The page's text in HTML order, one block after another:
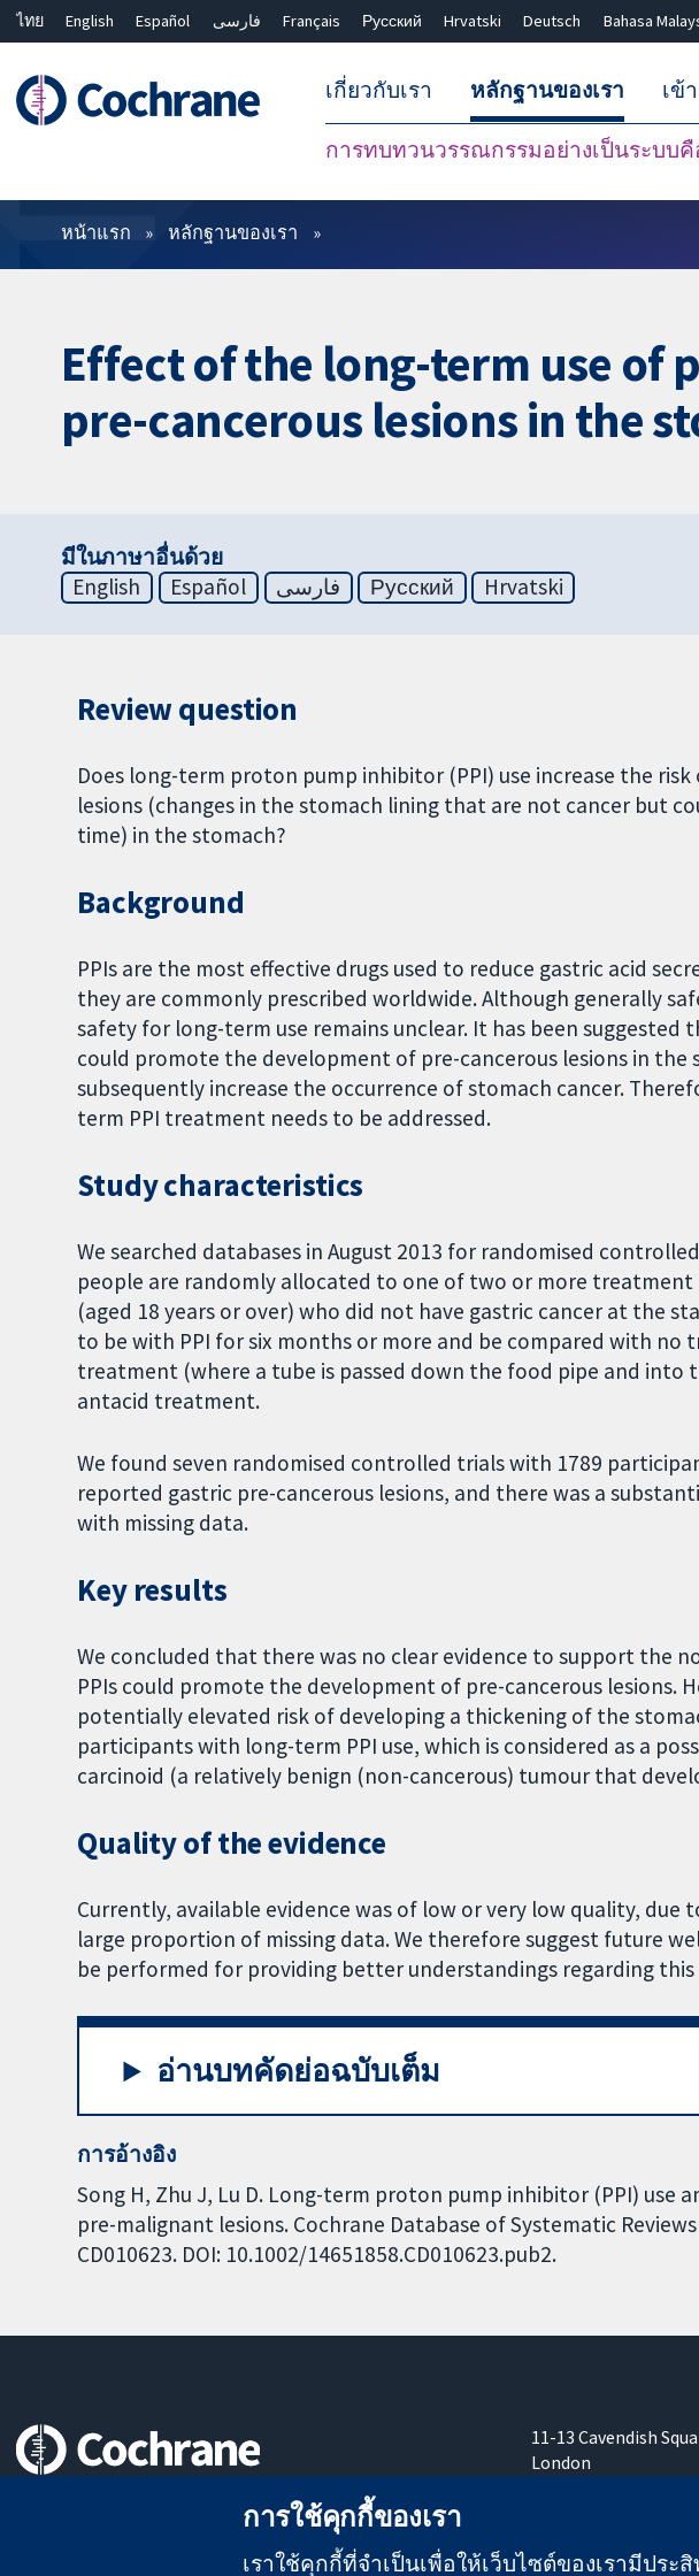
ไทย English Español فارسی Français Русский Hrvatski Deutsch Bahasa
เกี่ยวกับเรา หลักฐานของเรา
การทบทวนวรรณกรรมอย่างเป็นระบบคื
เข้
ตัวกรอง
หน้าแรก หลักฐานของเรา
Effect of the long-term use of
pre-cancerous lesions in the
มีในภาษาอื่นด้วย
English
Español فارسی Русский Hrvatski
Review question
Does long-term proton pump inhibitor (PPI) use increase the
lesions (changes in the stomach lining that are not cancer but
time) in the stomach?
Background
PPIs are the most effective drugs used to reduce gastric acid
they are commonly prescribed worldwide. Although generally
safety for long-term use remains unclear. It has been suggested
could promote the development of pre-cancerous lesions in the
subsequently increase the occurrence of stomach cancer.
term PPI treatment needs to be addressed.
Study characteristics
We searched databases in August 2013 for randomised
people are randomly allocated to one of two or more
(aged 18 years or over) who did not have gastric cancer at the
to be with PPI for six months or more and be compared with no
treatment (where a tube is passed down the food pipe and into
antacid treatment.
We found seven randomised controlled trials with 1789
reported gastric pre-cancerous lesions, and there was a
with missing data.
Key results
We concluded that there was no clear evidence to support the
PPIs could promote the development of pre-cancerous lesions.
potentially elevated risk of developing a thickening of the
participants with long-term PPI use, which is considered as a
carcinoid (a relatively benign (non-cancerous) tumour that
Quality of the evidence
Currently, available evidence was of low or very low quality, due
large proportion of missing data. We therefore suggest future
be performed for providing better understandings regarding
อ่านบทคัดย่อฉบับเต็ม
การอ้างอิง
Song H, Zhu J, Lu D. Long-term proton pump inhibitor (PPI) use
pre-malignant lesions. Cochrane Database of Systematic Reviews
CD010623. DOI: 10.1002/14651858.CD010623.pub2.
11-13 Cavendish
London
การใช้คุกกี้ของเรา
เราใช้คุกกี้ที่จำเป็นเพื่อให้เว็บไซต์ของเรามีปร